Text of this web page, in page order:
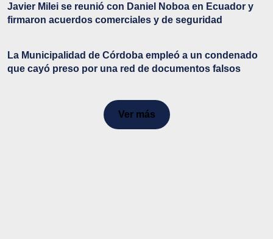
Javier Milei se reunió con Daniel Noboa en Ecuador y
firmaron acuerdos comerciales y de seguridad
La Municipalidad de Córdoba empleó a un condenado
que cayó preso por una red de documentos falsos
Ver más